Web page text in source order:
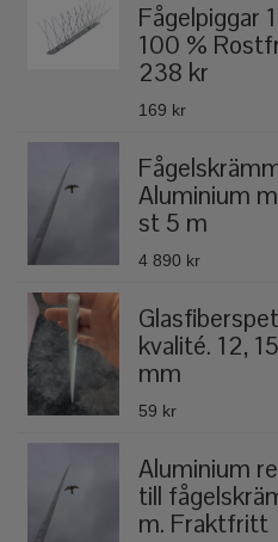
Fågelpiggar
100 %
238 kr
169 kr
Aluminium
st 5 m
4 890 kr
kvalité. 12,
mm
59 kr
Aluminium
till
m. Fraktfritt